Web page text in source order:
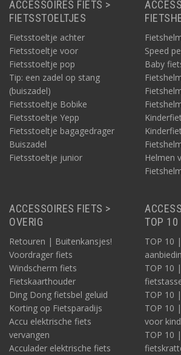
ACCESSOIRES FIETS >
FIETSSTOELTJES
Fietsstoeltje achter
Fietsstoeltje voor
Fietsstoeltje pop
Tip: een zadel op stang
(buiszadel)
Fietsstoeltje Bobike
Fietsstoeltje Yepp
Fietsstoeltje bagagedrager
Buiszadel
Fietsstoeltje junior
Speed
Baby
Helmen
ACCESSOIRES FIETS >
OVERIG
Retouren | Buitenkansjes!
Voordrager fiets
Windscherm fiets
Fietskaarthouder
Ding Dong fietsbel geluid
Korting op Fietsparadijs
Accu elektrische fiets
vervangen
Acculader elektrische fiets
TOP 10
TOP 10
TOP 10
TOP 10
TOP 10
voor
TOP 10